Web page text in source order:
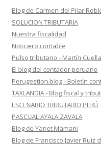
Blog de Carmen del Pilar
SOLUCION TRIBUTARIA
Nuestra fiscalidad
Noticiero contable
Pulso tributario - Martín
El blog del contador peruano
Perugestion.blog - Boletín
TAXLANDIA - Blog fiscal y
ESCENARIO TRIBUTARIO PERÚ
PASCUAL AYALA ZAVALA
Blog de Yanet Mamani
Blog de Francisco Javier Ruiz